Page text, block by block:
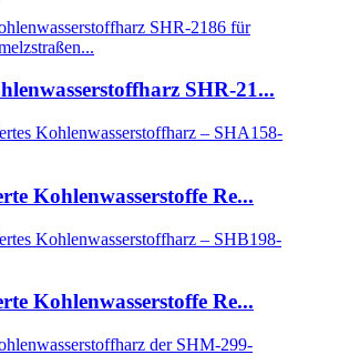
SHR-21...
Kohlenwasserstoffe Re...
Kohlenwasserstoffe Re...